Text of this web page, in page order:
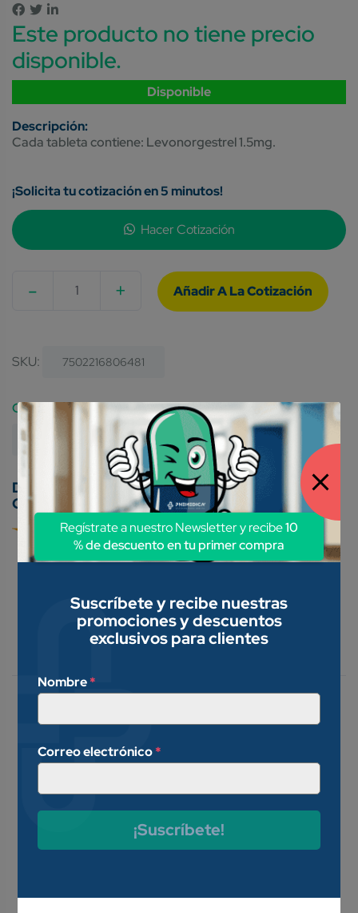
Este producto no tiene precio
disponible.
Disponible
Cada tableta contiene: Levonorgestrel 1.5mg.
¡Solicita tu cotización en 5 minutos!
Hacer Cotización
- +
SKU: 7502216806481
Category:
Medicamentos Genéricos
Conoce nuestros métodos de pago:
Descripción
sirve para evitar un embarazo no
deseado, después de una
relación sexual no protegida, un
accidente anticonceptivo (como
ruptura del condón), o una
Suscríbete y recibe nuestras
promociones y descuentos
exclusivos para clientes
Nombre*
Correo electrónico*
¡Suscríbete!
Regístrate a nuestro Newsletter y recibe10
% de descuento en tu primer compra